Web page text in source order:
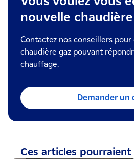
nouvelle chaudière
Contactez nos conseillers
chaudière gaz pouvant
chauffage.
Demander un
Ces articles